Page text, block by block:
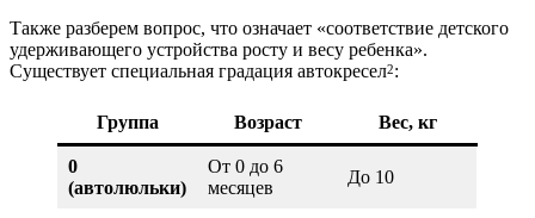
Также разберем вопрос, что означает «соответствие детского
удерживающего устройства росту и весу ребенка».
Существует специальная градация автокресел2:
Группа Возраст Вес, кг
0
(автолюльки)
От 0 до 6
месяцев
До 10